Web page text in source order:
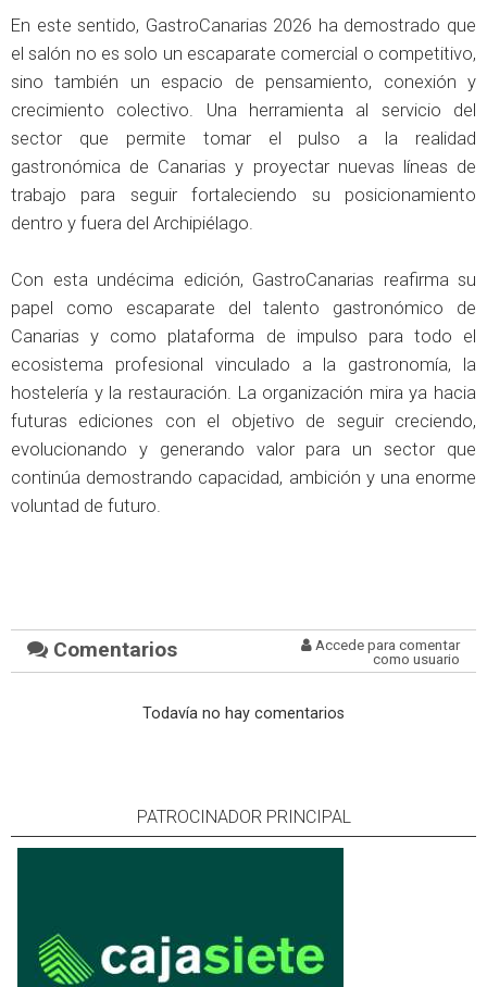
En este sentido, GastroCanarias 2026 ha demostrado que
el salón no es solo un escaparate comercial o competitivo,
sino también un espacio de pensamiento, conexión y
crecimiento colectivo. Una herramienta al servicio del
sector que permite tomar el pulso a la realidad
gastronómica de Canarias y proyectar nuevas líneas de
trabajo para seguir fortaleciendo su posicionamiento
dentro y fuera del Archipiélago.
Con esta undécima edición, GastroCanarias reafirma su
papel como escaparate del talento gastronómico de
Canarias y como plataforma de impulso para todo el
ecosistema profesional vinculado a la gastronomía, la
hostelería y la restauración. La organización mira ya hacia
futuras ediciones con el objetivo de seguir creciendo,
evolucionando y generando valor para un sector que
continúa demostrando capacidad, ambición y una enorme
voluntad de futuro.
Comentarios
Accede para comentar
como usuario
Todavía no hay comentarios
PATROCINADOR PRINCIPAL